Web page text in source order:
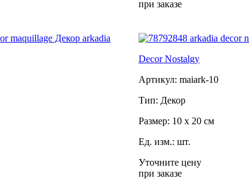
при заказе
Decor Nostalgy
Артикул: maiark-10
Тип: Декор
Размер: 10 x 20 см
Ед. изм.: шт.
Уточните цену
при заказе